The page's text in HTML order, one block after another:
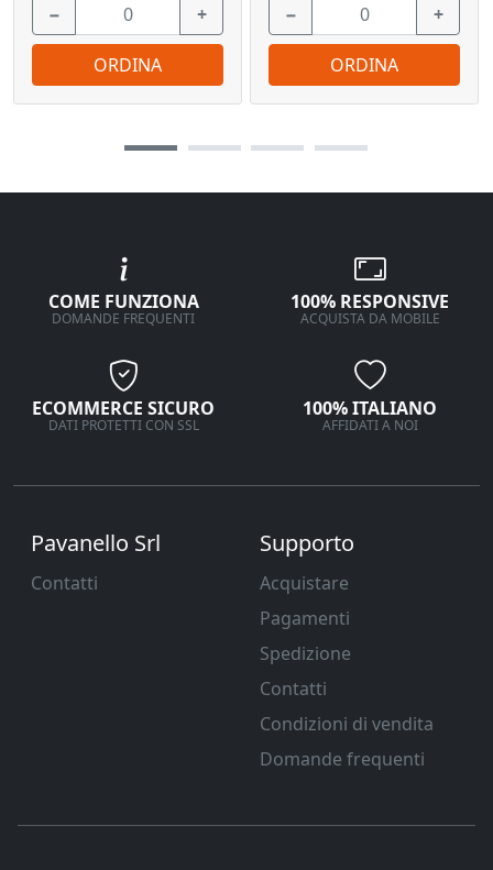
− +
ORDINA
− +
ORDINA
COME FUNZIONA
DOMANDE FREQUENTI
100% RESPONSIVE
ACQUISTA DA MOBILE
ECOMMERCE SICURO
DATI PROTETTI CON SSL
100% ITALIANO
AFFIDATI A NOI
Pavanello Srl
Contatti
Supporto
Acquistare
Pagamenti
Spedizione
Contatti
Condizioni di vendita
Domande frequenti